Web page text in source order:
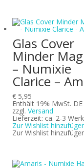
Glas Cover
Minder
– Numixie
Clarice –
€ 5,95
Enthält 19% MwSt. DE
zzgl.Versand
Lieferzeit: ca. 2-3
Zur Wishlist
Zur Wishlist